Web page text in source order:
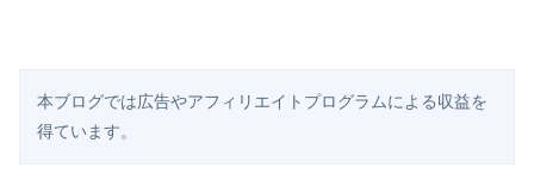
本ブログでは広告やアフィリエイトプログラムによる収益を
得ています。